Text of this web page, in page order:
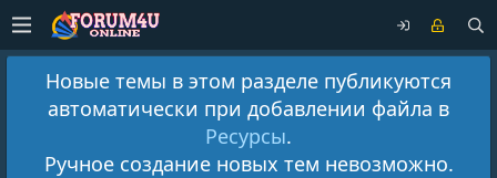
Новые темы в этом разделе публикуются
автоматически при добавлении файла в
Ресурсы.
Ручное создание новых тем невозможно.